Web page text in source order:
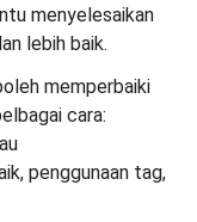
menyelesaikan
lebih baik.
memperbaiki
cara:
penggunaan tag,